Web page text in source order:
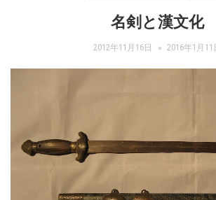
名剣と漢文化
2012年11月16日 2016年1月11